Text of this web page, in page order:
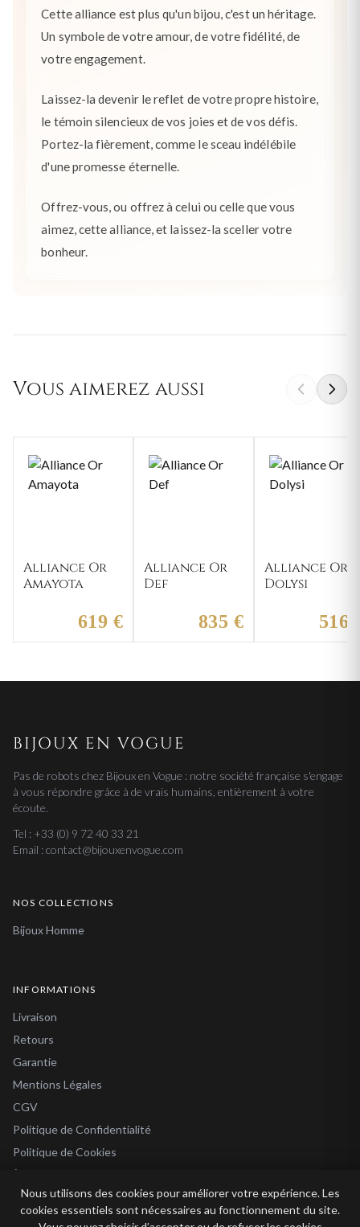
Cette alliance est plus qu'un bijou, c'est un héritage.
Un symbole de votre amour, de votre fidélité, de
votre engagement.
Laissez-la devenir le reflet de votre propre histoire,
le témoin silencieux de vos joies et de vos défis.
Portez-la fièrement, comme le sceau indélébile
d'une promesse éternelle.
Offrez-vous, ou offrez à celui ou celle que vous
aimez, cette alliance, et laissez-la sceller votre
bonheur.
Vous aimerez aussi
Alliance Or
Amayota
619 €
Alliance Or
Def
835 €
Alliance Or
Dolysi
516
BIJOUX EN VOGUE
Pas de robots chez Bijoux en Vogue : notre société française s'engage
à vous répondre grâce à de vrais humains, entièrement à votre
écoute.
Tel : +33 (0) 9 72 40 33 21
Email : contact@bijouxenvogue.com
NOS COLLECTIONS
Bijoux Homme
INFORMATIONS
Livraison
Retours
Garantie
Mentions Légales
CGV
Politique de Confidentialité
Politique de Cookies
À Propos
Blog
Nous utilisons des cookies pour améliorer votre expérience. Les
cookies essentiels sont nécessaires au fonctionnement du site.